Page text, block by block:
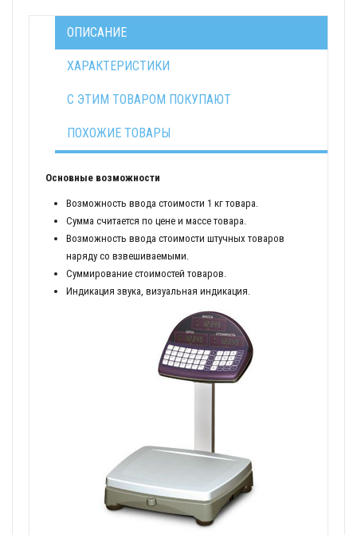
ОПИСАНИЕ
ХАРАКТЕРИСТИКИ
С ЭТИМ ТОВАРОМ ПОКУПАЮТ
ПОХОЖИЕ ТОВАРЫ
Основные возможности
Возможность ввода стоимости 1 кг товара.
Сумма считается по цене и массе товара.
Возможность ввода стоимости штучных товаров
наряду со взвешиваемыми.
Суммирование стоимостей товаров.
Индикация звука, визуальная индикация.